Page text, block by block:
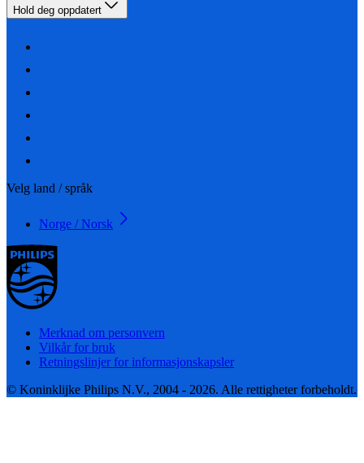
Hold deg oppdatert
Velg land / språk
Norge / Norsk
Merknad om personvern
Vilkår for bruk
Retningslinjer for informasjonskapsler
© Koninklijke Philips N.V., 2004 - 2026. Alle rettigheter forbeholdt.